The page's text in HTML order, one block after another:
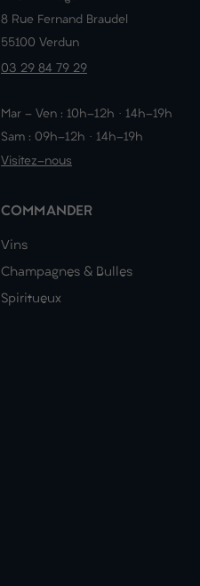
8 Rue Fernand Braudel
55100 Verdun
03 29 84 79 29
Mar - Ven : 10h-12h · 14h-19h
Sam : 09h-12h · 14h-19h
Visitez-nous
COMMANDER
Vins
Champagnes & Bulles
Spiritueux